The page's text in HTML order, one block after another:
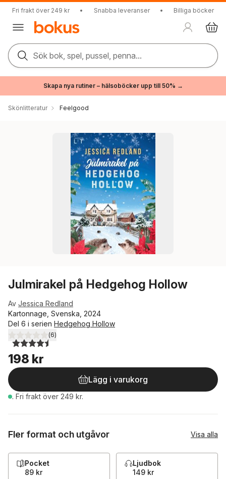
Fri frakt över 249 kr • Snabba leveranser • Billiga böcker
Sök bok, spel, pussel, penna...
Skapa nya rutiner – hälsoböcker upp till 50% →
Skönlitteratur Feelgood
Julmirakel på Hedgehog Hollow
Av Jessica Redland
Kartonnage, Svenska, 2024
Del 6 i serien Hedgehog Hollow
4,5utav 5 stjärnor. Totalt antal röster:
(6)
198 kr
Lägg i varukorg
. Fri frakt över 249 kr.
Fler format och utgåvor Visa alla
Pocket
89 kr
Ljudbok
149 kr